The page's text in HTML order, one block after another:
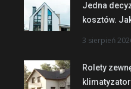
Jedna
kosztów.
3 sierpień
Rolety
klimatyzator